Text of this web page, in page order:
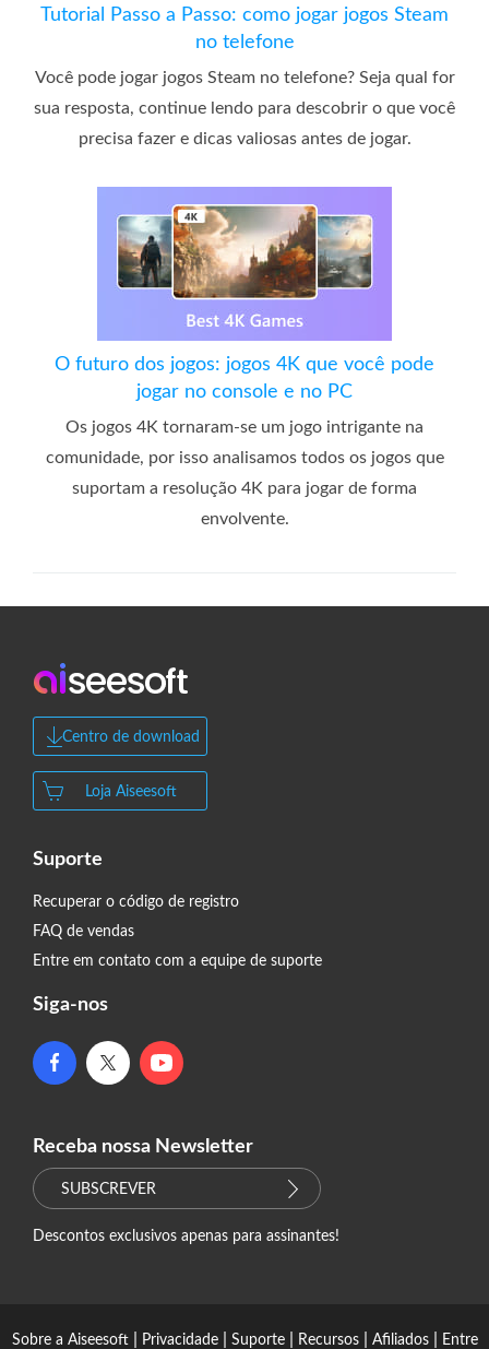
Tutorial Passo a Passo: como jogar jogos Steam
no telefone
Você pode jogar jogos Steam no telefone? Seja qual for
sua resposta, continue lendo para descobrir o que você
precisa fazer e dicas valiosas antes de jogar.
O futuro dos jogos: jogos 4K que você pode
jogar no console e no PC
Os jogos 4K tornaram-se um jogo intrigante na
comunidade, por isso analisamos todos os jogos que
suportam a resolução 4K para jogar de forma
envolvente.
Centro de download
Loja Aiseesoft
Suporte
Recuperar o código de registro
FAQ de vendas
Entre em contato com a equipe de suporte
Siga-nos
Receba nossa Newsletter
SUBSCREVER
Descontos exclusivos apenas para assinantes!
Sobre a Aiseesoft| Privacidade| Suporte| Recursos| Afiliados| Entre